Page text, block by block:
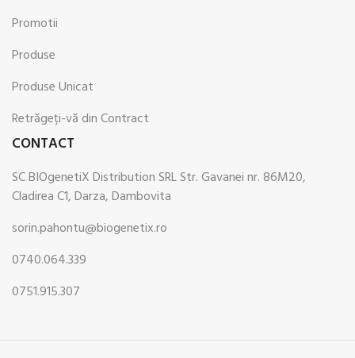
Promotii
Produse
Produse Unicat
Retrăgeți-vă din Contract
CONTACT
SC BIOgenetiX Distribution SRL Str. Gavanei nr. 86M20,
Cladirea C1, Darza, Dambovita
sorin.pahontu@biogenetix.ro
0740.064.339
0751.915.307